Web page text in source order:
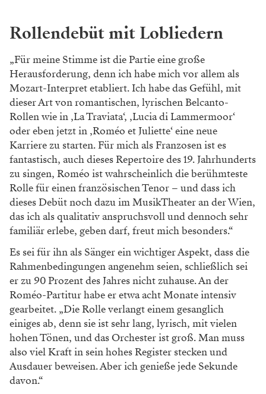
Rollendebüt mit Lobliedern
„Für meine Stimme ist die Partie eine große
Herausforderung, denn ich habe mich vor allem als
Mozart-Interpret etabliert. Ich habe das Gefühl, mit
dieser Art von romantischen, lyrischen Belcanto-
Rollen wie in ‚La Traviata‘, ‚Lucia di Lammermoor‘
oder eben jetzt in ‚Roméo et Juliette‘ eine neue
Karriere zu starten. Für mich als Franzosen ist es
fantastisch, auch dieses Repertoire des 19. Jahrhunderts
zu singen, Roméo ist wahrscheinlich die berühmteste
Rolle für einen französischen Tenor – und dass ich
dieses Debüt noch dazu im MusikTheater an der Wien,
das ich als qualitativ anspruchsvoll und dennoch sehr
familiär erlebe, geben darf, freut mich besonders.“
Es sei für ihn als Sänger ein wichtiger Aspekt, dass die
Rahmenbedingungen angenehm seien, schließlich sei
er zu 90 Prozent des Jahres nicht zuhause. An der
Roméo-Partitur habe er etwa acht Monate intensiv
gearbeitet. „Die Rolle verlangt einem gesanglich
einiges ab, denn sie ist sehr lang, lyrisch, mit vielen
hohen Tönen, und das Orchester ist groß. Man muss
also viel Kraft in sein hohes Register stecken und
Ausdauer beweisen. Aber ich genieße jede Sekunde
davon.“